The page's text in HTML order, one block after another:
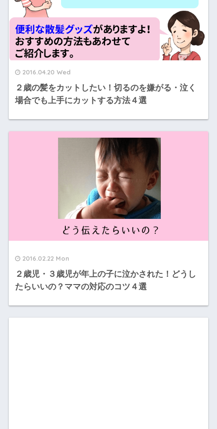
2016.04.20 Wed
２歳の髪をカットしたい！切るのを嫌がる・泣く
場合でも上手にカットする方法４選
2016.02.22 Mon
２歳児・３歳児が年上の子に泣かされた！どうし
たらいいの？ママの対応のコツ４選